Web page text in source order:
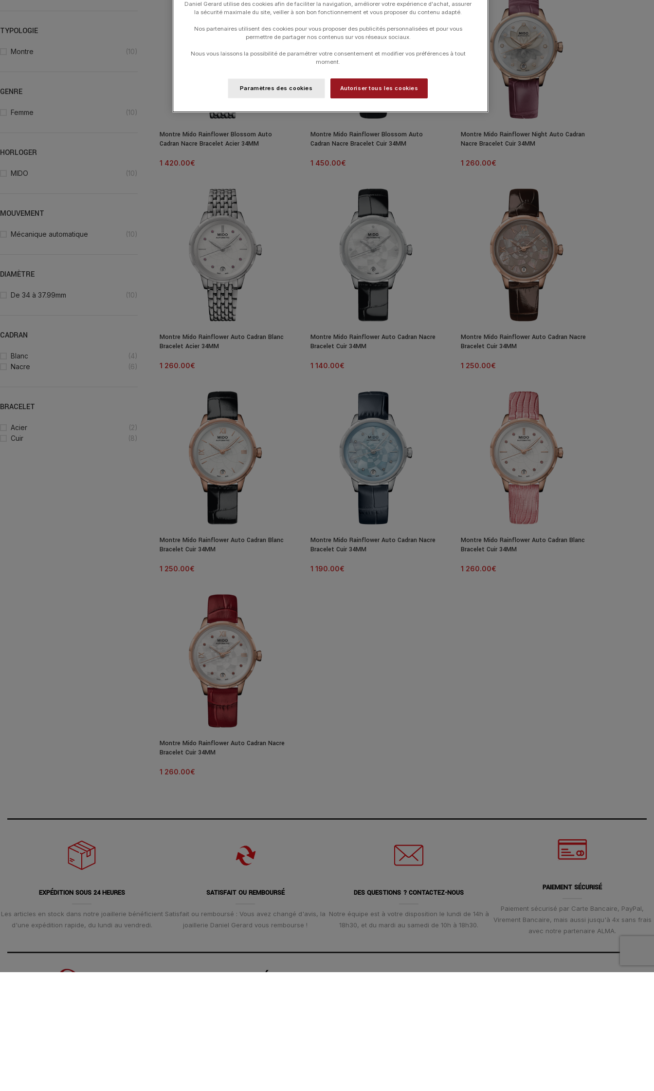
TYPOLOGIE
Montre (10)
GENRE
Femme (10)
HORLOGER
MIDO (10)
MOUVEMENT
Mécanique automatique (10)
DIAMÈTRE
De 34 à 37.99mm (10)
CADRAN
Blanc
(4)
Nacre
(6)
BRACELET
Acier
(2)
Cuir
(8)
Montre Mido Rainflower Blossom Auto
Cadran Nacre Bracelet Acier 34MM
1 420.00€
Montre Mido Rainflower Blossom Auto
Cadran Nacre Bracelet Cuir 34MM
1 450.00€
Montre Mido Rainflower Night Auto Cadran
Nacre Bracelet Cuir 34MM
1 260.00€
Montre Mido Rainflower Auto Cadran Blanc
Bracelet Acier 34MM
1 260.00€
Montre Mido Rainflower Auto Cadran Nacre
Bracelet Cuir 34MM
1 140.00€
Montre Mido Rainflower Auto Cadran Nacre
Bracelet Cuir 34MM
1 250.00€
Montre Mido Rainflower Auto Cadran Blanc
Bracelet Cuir 34MM
1 250.00€
Montre Mido Rainflower Auto Cadran Nacre
Bracelet Cuir 34MM
1 190.00€
Montre Mido Rainflower Auto Cadran Blanc
Bracelet Cuir 34MM
1 260.00€
Montre Mido Rainflower Auto Cadran Nacre
Bracelet Cuir 34MM
1 260.00€
EXPÉDITION SOUS 24 HEURES
Les articles en stock dans notre joaillerie bénéficient
d'une expédition rapide, du lundi au vendredi.
SATISFAIT OU REMBOURSÉ
Satisfait ou remboursé : Vous avez changé d'avis, la
joaillerie Daniel Gerard vous rembourse !
DES QUESTIONS ? CONTACTEZ-NOUS
Notre équipe est à votre disposition le lundi de 14h à
18h30, et du mardi au samedi de 10h à 18h30.
PAIEMENT SÉCURISÉ
Paiement sécurisé par Carte Bancaire, PayPal,
Virement Bancaire, mais aussi jusqu'à 4x sans frais
avec notre partenaire ALMA.
COORDONNÉES NOS SERVICES AVIS CLIENT
Daniel Gerard utilise des cookies afin de faciliter la navigation, améliorer votre expérience d'achat, assurer
la sécurité maximale du site, veiller à son bon fonctionnement et vous proposer du contenu adapté.
Nos partenaires utilisent des cookies pour vous proposer des publicités personnalisées et pour vous
permettre de partager nos contenus sur vos réseaux sociaux.
Nous vous laissons la possibilité de paramétrer votre consentement et modifier vos préférences à tout
moment.
Paramètres des cookies Autoriser tous les cookies